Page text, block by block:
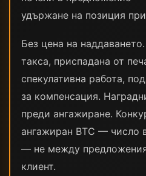
удържане на позиция
Без цена на
такса, приспадана от
спекулативна работа,
за компенсация.
преди ангажиране.
ангажиран BTC — число
— не между
клиент.